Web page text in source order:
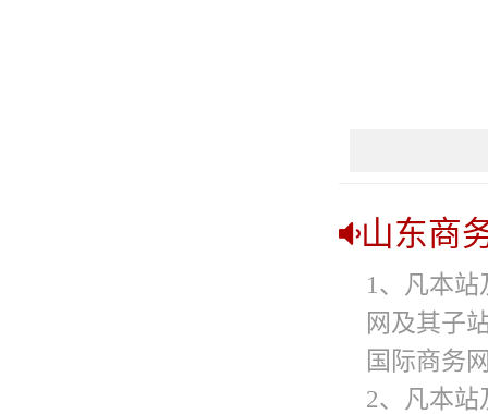
山东商
1、凡本
网及其子
国际商务
2、凡本站